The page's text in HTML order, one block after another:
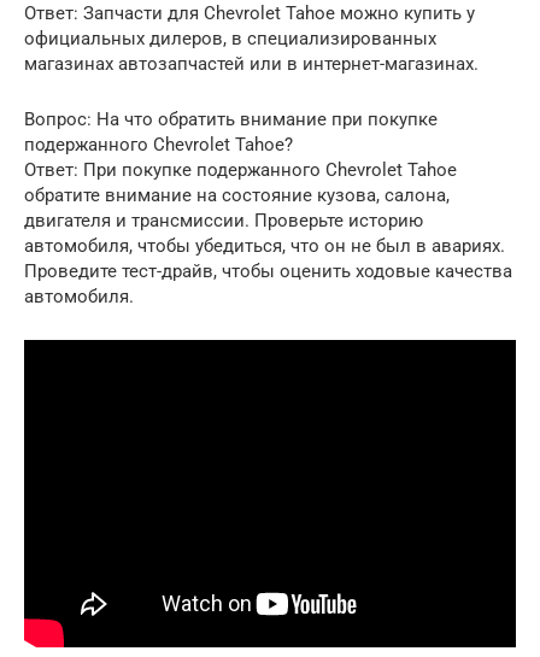
Ответ: Запчасти для Chevrolet Tahoe можно купить у
официальных дилеров, в специализированных
магазинах автозапчастей или в интернет-магазинах.
Вопрос: На что обратить внимание при покупке
подержанного Chevrolet Tahoe?
Ответ: При покупке подержанного Chevrolet Tahoe
обратите внимание на состояние кузова, салона,
двигателя и трансмиссии. Проверьте историю
автомобиля, чтобы убедиться, что он не был в авариях.
Проведите тест-драйв, чтобы оценить ходовые качества
автомобиля.